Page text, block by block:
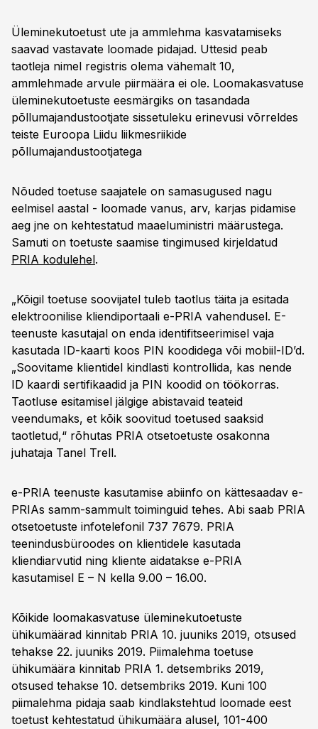
Üleminekutoetust ute ja ammlehma kasvatamiseks
saavad vastavate loomade pidajad. Uttesid peab
taotleja nimel registris olema vähemalt 10,
ammlehmade arvule piirmäära ei ole. Loomakasvatuse
üleminekutoetuste eesmärgiks on tasandada
põllumajandustootjate sissetuleku erinevusi võrreldes
teiste Euroopa Liidu liikmesriikide
põllumajandustootjatega
Nõuded toetuse saajatele on samasugused nagu
eelmisel aastal - loomade vanus, arv, karjas pidamise
aeg jne on kehtestatud maaeluministri määrustega.
Samuti on toetuste saamise tingimused kirjeldatud
PRIA kodulehel.
„Kõigil toetuse soovijatel tuleb taotlus täita ja esitada
elektroonilise kliendiportaali e-PRIA vahendusel. E-
teenuste kasutajal on enda identifitseerimisel vaja
kasutada ID-kaarti koos PIN koodidega või mobiil-ID’d.
„Soovitame klientidel kindlasti kontrollida, kas nende
ID kaardi sertifikaadid ja PIN koodid on töökorras.
Taotluse esitamisel jälgige abistavaid teateid
veendumaks, et kõik soovitud toetused saaksid
taotletud,“ rõhutas PRIA otsetoetuste osakonna
juhataja Tanel Trell.
e-PRIA teenuste kasutamise abiinfo on kättesaadav e-
PRIAs samm-sammult toiminguid tehes. Abi saab PRIA
otsetoetuste infotelefonil 737 7679. PRIA
teenindusbüroodes on klientidele kasutada
kliendiarvutid ning kliente aidatakse e-PRIA
kasutamisel E – N kella 9.00 – 16.00.
Kõikide loomakasvatuse üleminekutoetuste
ühikumäärad kinnitab PRIA 10. juuniks 2019, otsused
tehakse 22. juuniks 2019. Piimalehma toetuse
ühikumäära kinnitab PRIA 1. detsembriks 2019,
otsused tehakse 10. detsembriks 2019. Kuni 100
piimalehma pidaja saab kindlakstehtud loomade eest
toetust kehtestatud ühikumäära alusel, 101-400